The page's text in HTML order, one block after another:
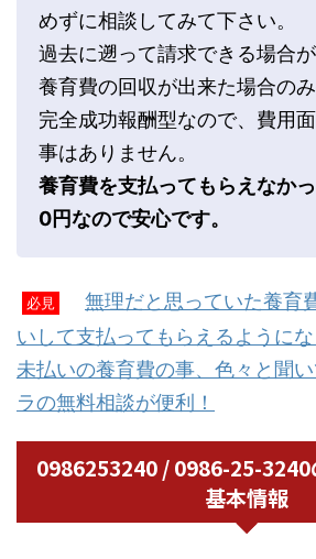
めずに相談してみて下さい。
過去に遡って請求できる場合が
養育費の回収が出来た場合の
完全成功報酬型なので、費用
事はありません。
養育費を支払ってもらえなか
0円なので安心です。
必見
無理だと思っていた養育
いして支払ってもらえるようにな
未払いの養育費の事、色々と聞
ラの無料相談が便利！
0986253240 / 0986-25-3240
基本情報